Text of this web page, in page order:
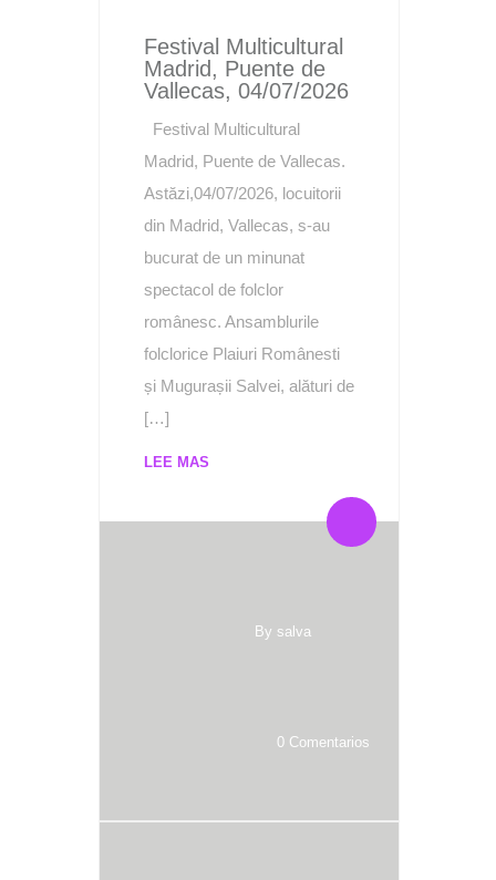
Festival Multicultural
Madrid, Puente de
Vallecas, 04/07/2026
Festival Multicultural
Madrid, Puente de Vallecas.
Astăzi,04/07/2026, locuitorii
din Madrid, Vallecas, s-au
bucurat de un minunat
spectacol de folclor
românesc. Ansamblurile
folclorice Plaiuri Românesti
și Mugurașii Salvei, alături de
[…]
LEE MAS
By salva
0 Comentarios